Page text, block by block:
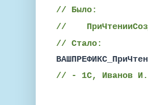
// Было:
//
// Стало:
// - 1С, Иванов